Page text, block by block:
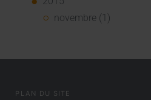
novembre (1)
PLAN DU SITE